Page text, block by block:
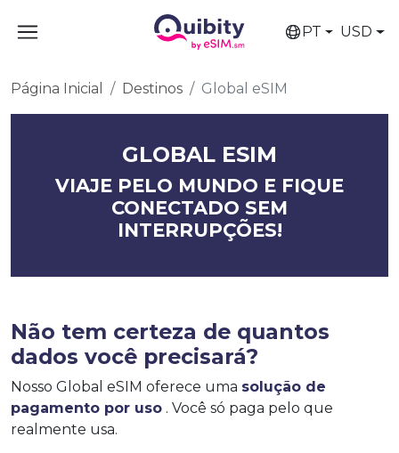
PT USD
Página Inicial Destinos Global eSIM
GLOBAL ESIM
VIAJE PELO MUNDO E FIQUE
CONECTADO SEM
INTERRUPÇÕES!
Não tem certeza de quantos
dados você precisará?
Nosso Global eSIM oferece uma solução de
pagamento por uso . Você só paga pelo que
realmente usa.